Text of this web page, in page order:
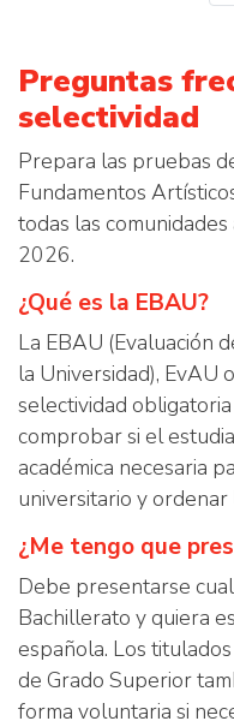
Preguntas
selectividad
Prepara las pruebas
Fundamentos
todas las
2026.
¿Qué es la EBAU?
La EBAU (Evaluación
la Universidad), EvAU
selectividad
comprobar si el
académica necesaria
universitario y ordenar
¿Me tengo que
Debe presentarse
Bachillerato y quiera
española. Los
de Grado Superior
forma voluntaria si